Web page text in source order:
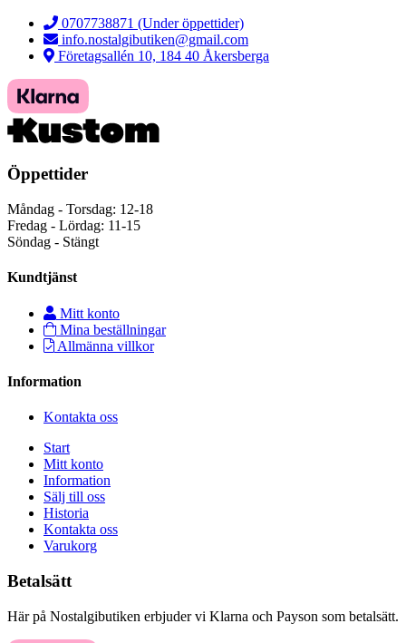
0707738871 (Under öppettider)
info.nostalgibutiken@gmail.com
Företagsallén 10, 184 40 Åkersberga
Öppettider
Måndag - Torsdag: 12-18
Fredag - Lördag: 11-15
Söndag - Stängt
Kundtjänst
Mitt konto
Mina beställningar
Allmänna villkor
Information
Kontakta oss
Start
Mitt konto
Information
Sälj till oss
Historia
Kontakta oss
Varukorg
Betalsätt
Här på Nostalgibutiken erbjuder vi Klarna och Payson som betalsätt.